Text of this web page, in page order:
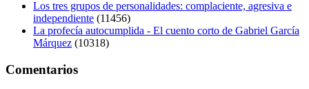
Los tres grupos de personalidades: complaciente, agresiva e
independiente (11456)
La profecía autocumplida - El cuento corto de Gabriel García
Márquez (10318)
Comentarios